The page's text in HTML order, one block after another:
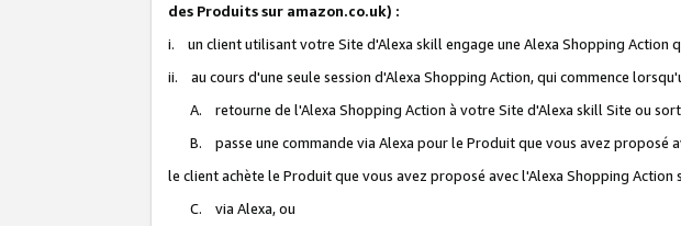
des Produits sur amazon.co.uk) :
i. un client utilisant votre Site d'Alexa skill engage une Alexa Shopping Action
ii. au cours d'une seule session d'Alexa Shopping Action, qui commence
A. retourne de l'Alexa Shopping Action à votre Site d'Alexa skill Site ou
B. passe une commande via Alexa pour le Produit que vous avez proposé
le client achète le Produit que vous avez proposé avec l'Alexa Shopping Action
C. via Alexa, ou